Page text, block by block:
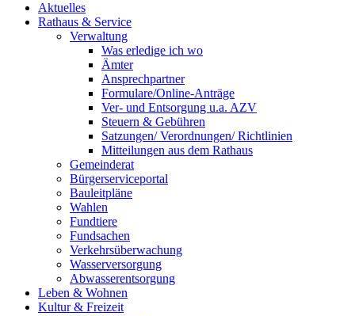
Aktuelles
Rathaus & Service
Verwaltung
Was erledige ich wo
Ämter
Ansprechpartner
Formulare/Online-Anträge
Ver- und Entsorgung u.a. AZV
Steuern & Gebühren
Satzungen/ Verordnungen/ Richtlinien
Mitteilungen aus dem Rathaus
Gemeinderat
Bürgerserviceportal
Bauleitpläne
Wahlen
Fundtiere
Fundsachen
Verkehrsüberwachung
Wasserversorgung
Abwasserentsorgung
Leben & Wohnen
Kultur & Freizeit